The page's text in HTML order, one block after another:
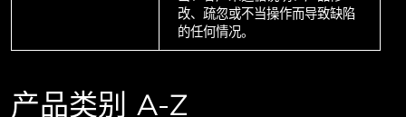
改、疏忽或不当操作而导致缺陷
的任何情况。
产品类别 A-Z